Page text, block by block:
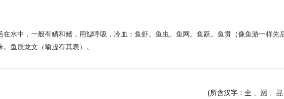
在水中，一般有鳞和鳍，用鳃呼吸，冷血：鱼虾。鱼虫。鱼网。鱼跃。鱼贯（像鱼游一样先
鱼质龙文（喻虚有其表）。
(所含汉字： 全 网 寻